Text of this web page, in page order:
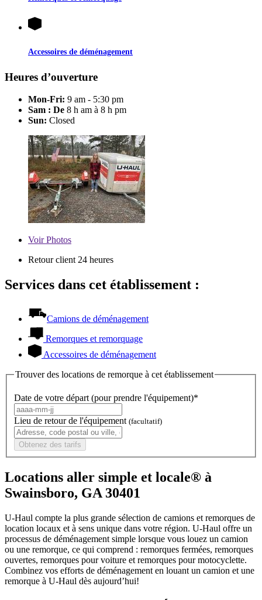
Accessoires de déménagement
Heures d’ouverture
Mon-Fri: 9 am - 5:30 pm
Sam : De 8 h am à 8 h pm
Sun: Closed
VoirPhotos
Retour client 24 heures
Services dans cet établissement :
Camions de déménagement
Remorques et remorquage
Accessoires de déménagement
Trouver des locations de remorque à cet établissement
Date de votre départ (pour prendre l'équipement)*
Lieu de retour de l'équipement (facultatif)
Obtenez des tarifs
Locations aller simple et locale® à
Swainsboro, GA 30401
U-Haul compte la plus grande sélection de camions et remorques de
location locaux et à sens unique dans votre région. U-Haul offre un
processus de déménagement simple lorsque vous louez un camion
ou une remorque, ce qui comprend : remorques fermées, remorques
ouvertes, remorques pour voiture et remorques pour motocyclette.
Combinez vos efforts de déménagement en louant un camion et une
remorque à U-Haul dès aujourd’hui!